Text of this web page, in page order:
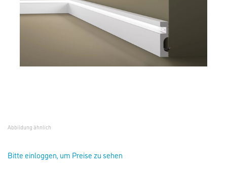
Abbildung ähnlich
Bitte einloggen, um Preise zu sehen